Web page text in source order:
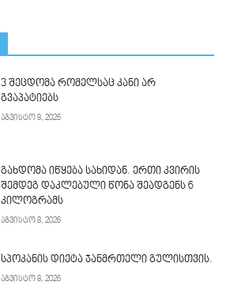
3 შეცდომა რომელსაც კანი არ
გვაპატიებს
აგვისტო 8, 2026
გახდომა იწყება სახიდან. ერთი კვირის
შემდეგ დაკლებული წონა შეადგენს 6
კილოგრამს
აგვისტო 8, 2026
სპოკანის დიეტა ჯანმრთელი გულისთვის.
აგვისტო 8, 2026